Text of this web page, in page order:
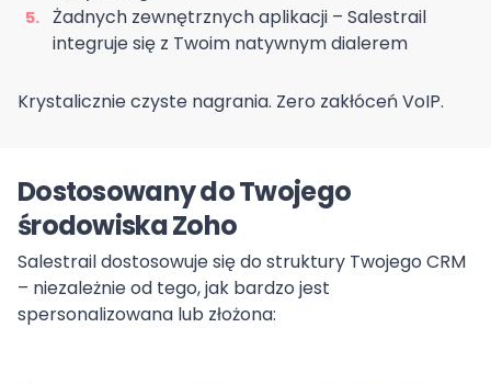
Żadnych zewnętrznych aplikacji – Salestrail
integruje się z Twoim natywnym dialerem
Krystalicznie czyste nagrania. Zero zakłóceń VoIP.
Dostosowany do Twojego
środowiska Zoho
Salestrail dostosowuje się do struktury Twojego CRM
– niezależnie od tego, jak bardzo jest
spersonalizowana lub złożona: